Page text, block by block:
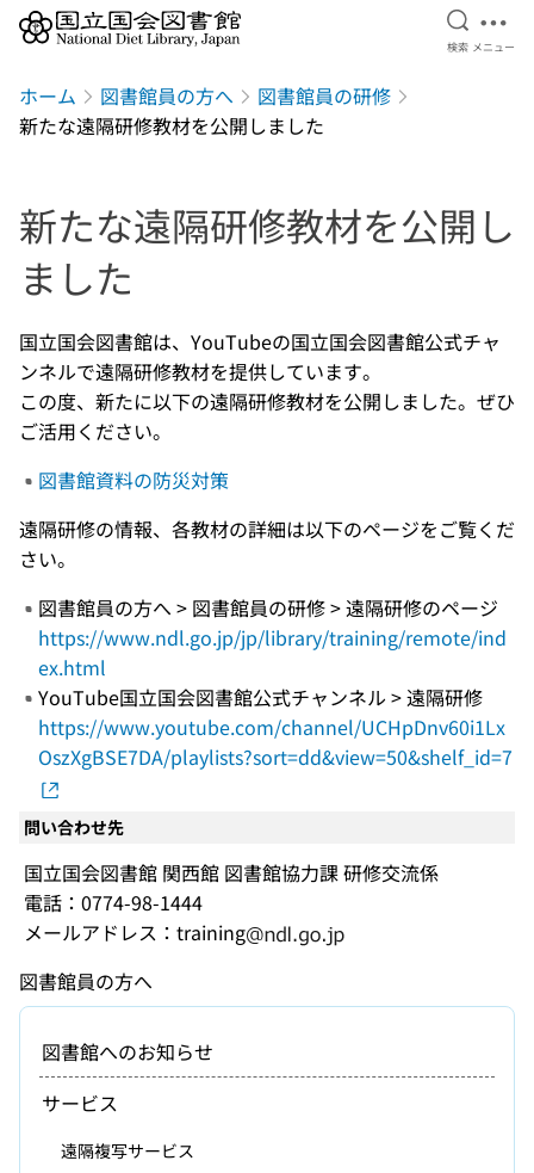
検索を
検索 メ
メニュー
ホーム 図書館員の方へ
図書館員の研修
新たな遠隔研修教材を公開しました
新たな遠隔研修教材を公開し
ました
国立国会図書館は、YouTubeの国立国会図書館公式チャ
ンネルで遠隔研修教材を提供しています。
この度、新たに以下の遠隔研修教材を公開しました。ぜひ
ご活用ください。
図書館資料の防災対策
遠隔研修の情報、各教材の詳細は以下のページをご覧くだ
さい。
図書館員の方へ > 図書館員の研修 > 遠隔研修のページ
https://www.ndl.go.jp/jp/library/training/remote/ind
ex.html
YouTube国立国会図書館公式チャンネル > 遠隔研修
https://www.youtube.com/channel/UCHpDnv60i1Lx
OszXgBSE7DA/playlists?sort=dd&view=50&shelf_id=7
問い合わせ先
国立国会図書館 関西館 図書館協力課 研修交流係
電話：0774-98-1444
メールアドレス：training
図書館員の方へ
図書館へのお知らせ
サービス
遠隔複写サービス